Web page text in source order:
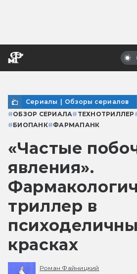
Сериалы | Обзоры сериалов
#ОБЗОР СЕРИАЛА# ТЕХНОТРИЛЛЕР
#БИОПАНК#ФАРМАПАНК
«Частые
явления».
триллер в
красках
Роман Файницкий